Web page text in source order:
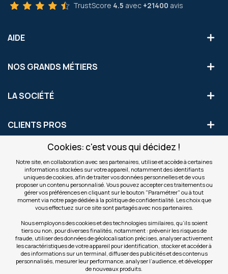
Cookies: c'est vous qui décidez !
Notre site, en collaboration avec ses partenaires, utilise et accède à certaines
informations stockées sur votre appareil, notamment des identifiants
uniques de cookies, afin de traiter vos données personnelles et de vous
proposer un contenu personnalisé. Vous pouvez accepter ces traitements ou
gérer vos préférences en cliquant sur le bouton "Paramétrer" ou à tout
moment via notre page dédiée à la politique de confidentialité. Les choix que
vous effectuez sur ce site sont partagés avec nos partenaires.
Nous employons des cookies et des technologies similaires, qu’ils soient
tiers ou non, pour diverses finalités, notamment : prévenir les risques de
fraude, utiliser des données de géolocalisation précises, analyser activement
les caractéristiques de votre appareil pour identification, stocker et accéder à
des informations sur un terminal, diffuser des publicités et des contenus
personnalisés, mesurer leur performance, analyser l’audience, et développer
de nouveaux produits.
TrustScore 4.5 avec +21400 avis
AIDE
NOS GRANDS MÉTIERS
LA SOCIÉTÉ
CLIENTS PROS
S'INSCRIRE AUX OFFRES COMMERCIALES
Inscription
notre
newsletter
Valider
NOS SITES